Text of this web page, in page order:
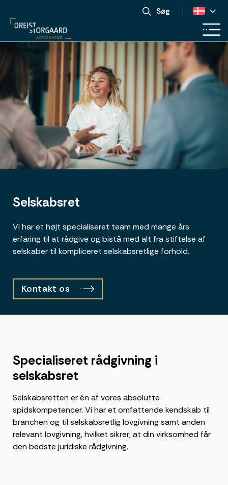
Søg
Selskabsret
Vi har et højt specialiseret team med mange års
erfaring til at rådgive og bistå med alt fra stiftelse af
selskaber til kompliceret selskabsretlige forhold.
Kontakt os
Specialiseret rådgivning i
selskabsret
Selskabsretten er én af vores absolutte
spidskompetencer. Vi har et omfattende kendskab til
branchen og til selskabsretlig lovgivning samt anden
relevant lovgivning, hvilket sikrer, at din virksomhed får
den bedste juridiske rådgivning.